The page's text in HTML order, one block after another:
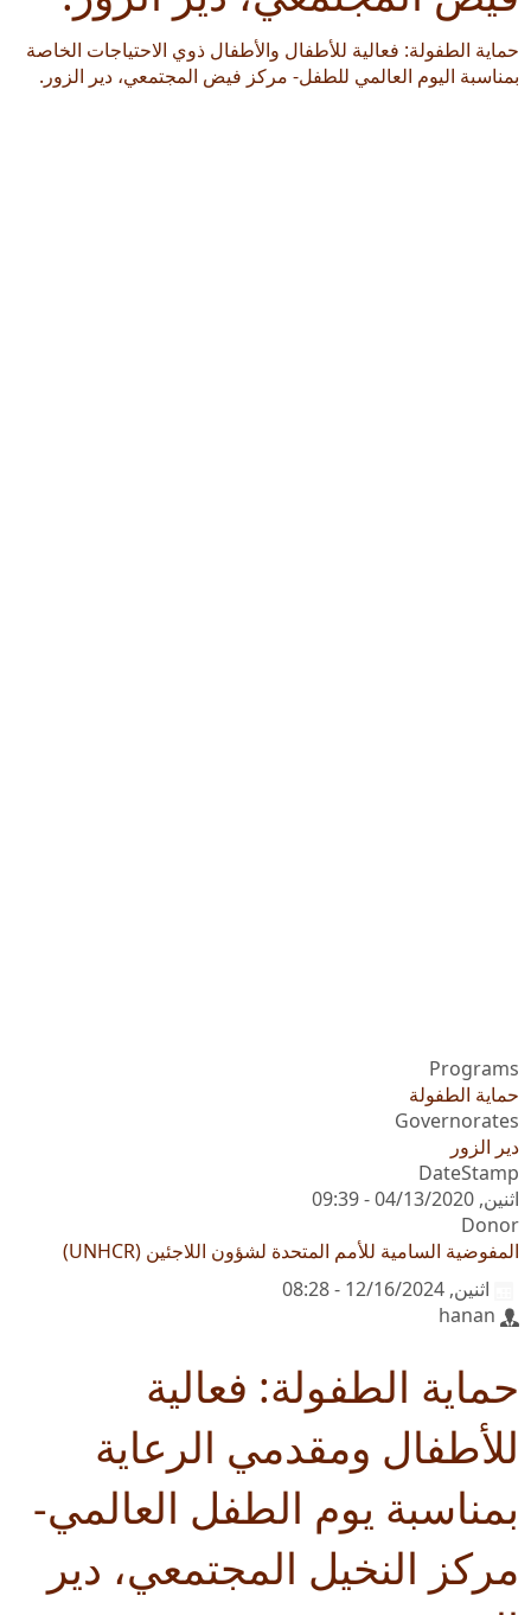
حماية الطفولة: فعالية للأطفال والأطفال ذوي الاحتياجات الخاصة
بمناسبة اليوم العالمي للطفل- مركز فيض المجتمعي، دير الزور.
Programs
حماية الطفولة
Governorates
دير الزور
DateStamp
اثنين, 04/13/2020 - 09:39
Donor
المفوضية السامية للأمم المتحدة لشؤون اللاجئين (UNHCR)
اثنين, 12/16/2024 - 08:28
hanan
حماية الطفولة: فعالية
للأطفال ومقدمي الرعاية
بمناسبة يوم الطفل العالمي-
مركز النخيل المجتمعي، دير